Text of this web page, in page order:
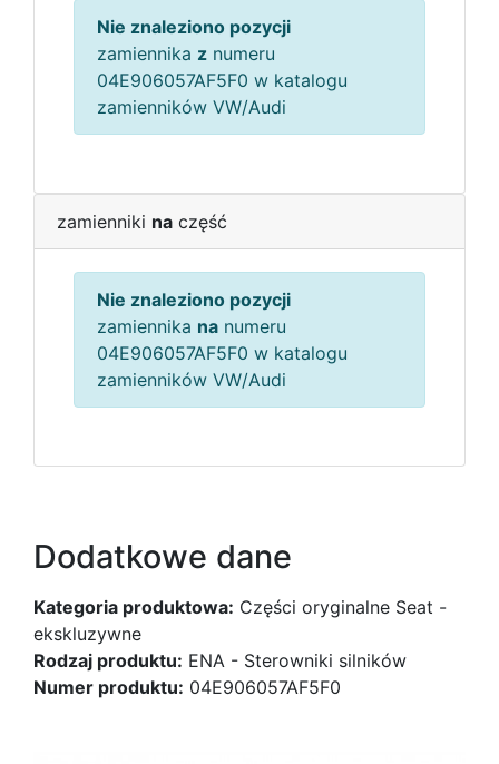
Nie znaleziono pozycji
zamiennika z numeru
04E906057AF5F0 w katalogu
zamienników VW/Audi
zamienniki na część
Nie znaleziono pozycji
zamiennika na numeru
04E906057AF5F0 w katalogu
zamienników VW/Audi
Dodatkowe dane
Kategoria produktowa: Części oryginalne Seat -
ekskluzywne
Rodzaj produktu: ENA - Sterowniki silników
Numer produktu: 04E906057AF5F0